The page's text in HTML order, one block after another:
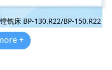
铣床 BP-130.R22/BP-150.R22
+